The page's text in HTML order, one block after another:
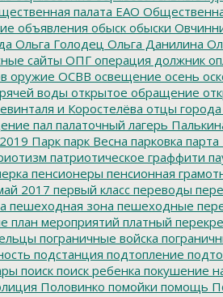
палата ЕАО
объявления обыск обыски
Ольга Голодец Ольга Данилина
сайты ОПГ операция должник
оружие ОСВВ освещение осень
воды открытое обращение
и Коростелёва отцы города
пал палаточный лагерь
Парк парк Весна парковка
патриотическое граффити
пенсионеры пенсионная
2017 первый класс переводы
пешеходная зона пешеходные
план мероприятий платный
пограничные войска
подстанция подтопление
поиск поиск ребенка покушение
Половинко помойки помощь